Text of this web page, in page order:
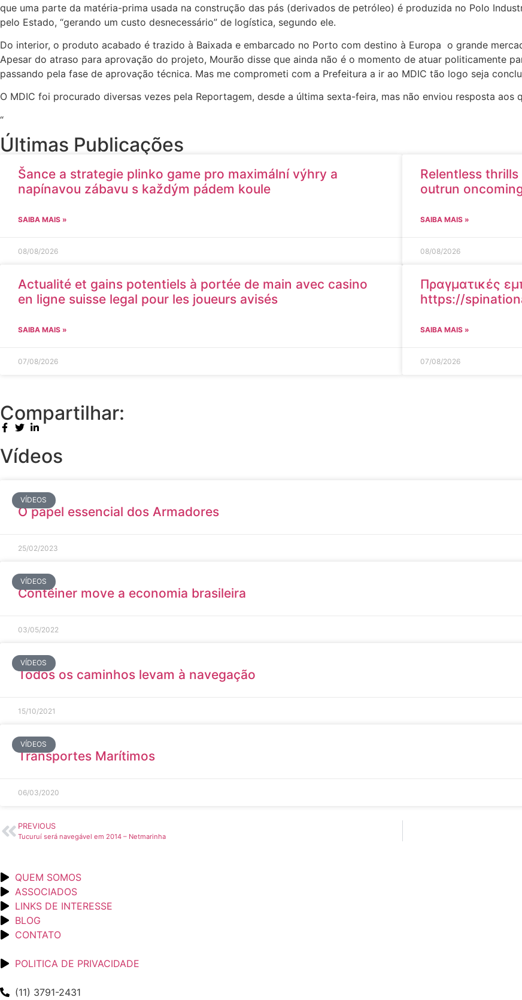
que uma parte da matéria-prima usada na construção das pás (derivados de petróleo) é produzida no Polo
pelo Estado, “gerando um custo desnecessário” de logística, segundo ele.
Do interior, o produto acabado é trazido à Baixada e embarcado no Porto com destino à Europa ­ o grande
Apesar do atraso para aprovação do projeto, Mourão disse que ainda não é o momento de atuar politicamente
passando pela fase de aprovação técnica. Mas me comprometi com a Prefeitura a ir ao MDIC tão logo seja
O MDIC foi procurado diversas vezes pela Reportagem, desde a última sexta-feira, mas não enviou resposta
“
Últimas Publicações
Šance a strategie plinko game pro maximální výhry a
napínavou zábavu s každým pádem koule
SAIBA MAIS »
08/08/2026
Relentless
outrun
SAIBA MAIS »
08/08/2026
Actualité et gains potentiels à portée de main avec casino
en ligne suisse legal pour les joueurs avisés
SAIBA MAIS »
07/08/2026
Πραγματικές
https://
SAIBA MAIS »
07/08/2026
Compartilhar:
Vídeos
VÍDEOS
O papel essencial dos Armadores
25/02/2023
VÍDEOS
Contêiner move a economia brasileira
03/05/2022
VÍDEOS
Todos os caminhos levam à navegação
15/10/2021
VÍDEOS
Transportes Marítimos
06/03/2020
PREVIOUS
Tucuruí será navegável em 2014 – Netmarinha
QUEM SOMOS
ASSOCIADOS
LINKS DE INTERESSE
BLOG
CONTATO
POLITICA DE PRIVACIDADE
(11) 3791-2431